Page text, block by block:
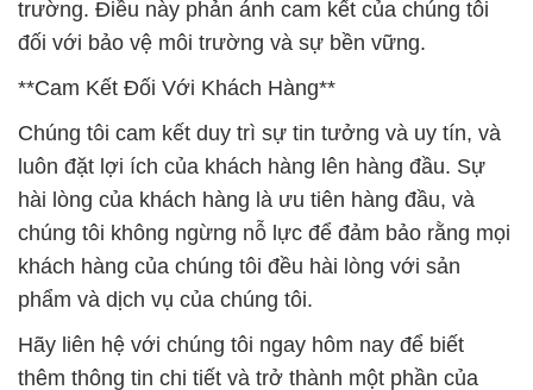
luôn đặt lợi ích của khách hàng lên hàng đầu. Sự
hài lòng của khách hàng là ưu tiên hàng đầu, và
chúng tôi không ngừng nỗ lực để đảm bảo rằng mọi
khách hàng của chúng tôi đều hài lòng với sản
phẩm và dịch vụ của chúng tôi.
Hãy liên hệ với chúng tôi ngay hôm nay để biết
thêm thông tin chi tiết và trở thành một phần của
danh sách khách hàng hài lòng của Công ty Hóa
Chất Đắc Trường Phát. Cam kết của chúng tôi là
mang lại sự hài lòng tối đa cho khách hàng.
# Địa chỉ bán và kinh doanh Hóa Chất Công Nghiệp